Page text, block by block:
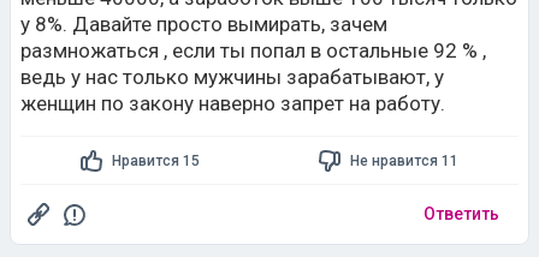
у 8%. Давайте просто вымирать, зачем
размножаться , если ты попал в остальные 92 % ,
ведь у нас только мужчины зарабатывают, у
женщин по закону наверно запрет на работу.
Нравится 15 Не нравится 11
Ответить